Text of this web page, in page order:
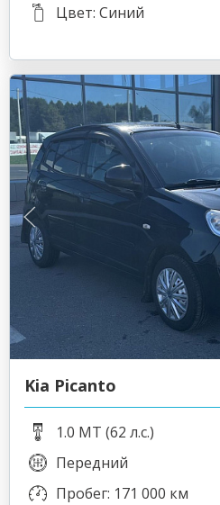
Цвет: Синий
Kia Picanto
1.0 MT (62 л.с.)
Передний
Пробег: 171 000 км